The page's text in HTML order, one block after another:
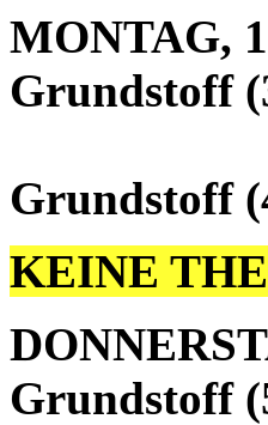
Grundstoff
Grundstoff
KEINE
Grundstoff